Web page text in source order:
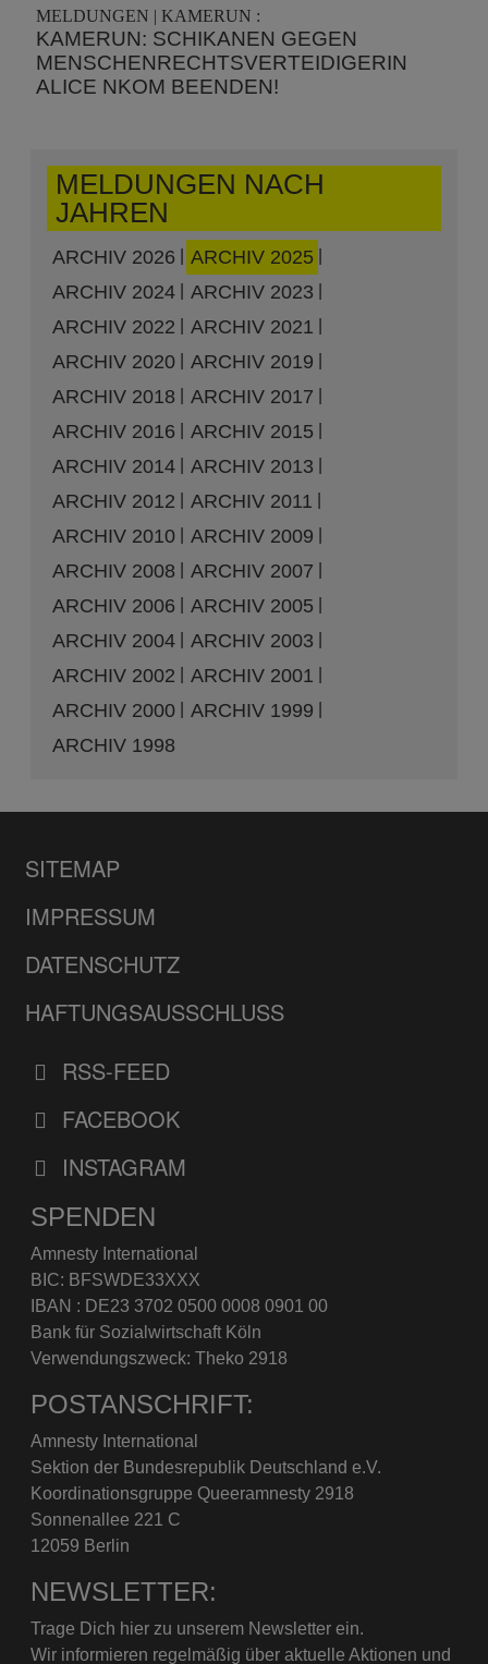
MELDUNGEN | KAMERUN :
KAMERUN: SCHIKANEN GEGEN
MENSCHENRECHTSVERTEIDIGERIN
ALICE NKOM BEENDEN!
MELDUNGEN NACH
JAHREN
ARCHIV 2026
ARCHIV 2025
ARCHIV 2024
ARCHIV 2023
ARCHIV 2022
ARCHIV 2021
ARCHIV 2020
ARCHIV 2019
ARCHIV 2018
ARCHIV 2017
ARCHIV 2016
ARCHIV 2015
ARCHIV 2014
ARCHIV 2013
ARCHIV 2012
ARCHIV 2011
ARCHIV 2010
ARCHIV 2009
ARCHIV 2008
ARCHIV 2007
ARCHIV 2006
ARCHIV 2005
ARCHIV 2004
ARCHIV 2003
ARCHIV 2002
ARCHIV 2001
ARCHIV 2000
ARCHIV 1999
ARCHIV 1998
SITEMAP
IMPRESSUM
DATENSCHUTZ
HAFTUNGSAUSSCHLUSS
RSS-FEED
FACEBOOK
INSTAGRAM
SPENDEN
Amnesty International
BIC: BFSWDE33XXX
IBAN : DE23 3702 0500 0008 0901 00
Bank für Sozialwirtschaft Köln
Verwendungszweck: Theko 2918
POSTANSCHRIFT:
Amnesty International
Sektion der Bundesrepublik Deutschland e.V.
Koordinationsgruppe Queeramnesty 2918
Sonnenallee 221 C
12059 Berlin
NEWSLETTER:
Trage Dich hier zu unserem Newsletter ein.
Wir informieren regelmäßig über aktuelle Aktionen und